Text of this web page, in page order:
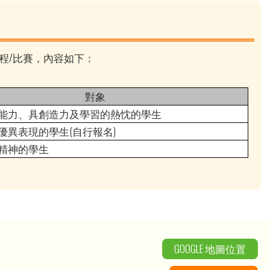
/比賽，內容如下：
對象
力、具創造力及學習的熱忱的學生
異表現的學生(自行報名)
神的學生
GOOGLE 地圖位置